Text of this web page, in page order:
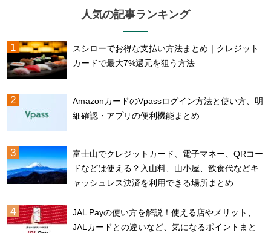
人気の記事ランキング
スシローでお得な支払い方法まとめ｜クレジット
カードで最大7%還元を狙う方法
AmazonカードのVpassログイン方法と使い方、明
細確認・アプリの便利機能まとめ
富士山でクレジットカード、電子マネー、QRコー
ドなどは使える？入山料、山小屋、飲食代などキ
ャッシュレス決済を利用できる場所まとめ
JAL Payの使い方を解説！使える店やメリット、
JALカードとの違いなど、気になるポイントまと